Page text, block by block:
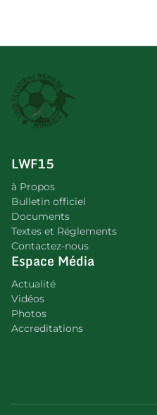
LWF15
à Propos
Bulletin officiel
Documents
Textes et Réglements
Contactez-nous
Espace Média
Actualité
Vidéos
Photos
Accreditations